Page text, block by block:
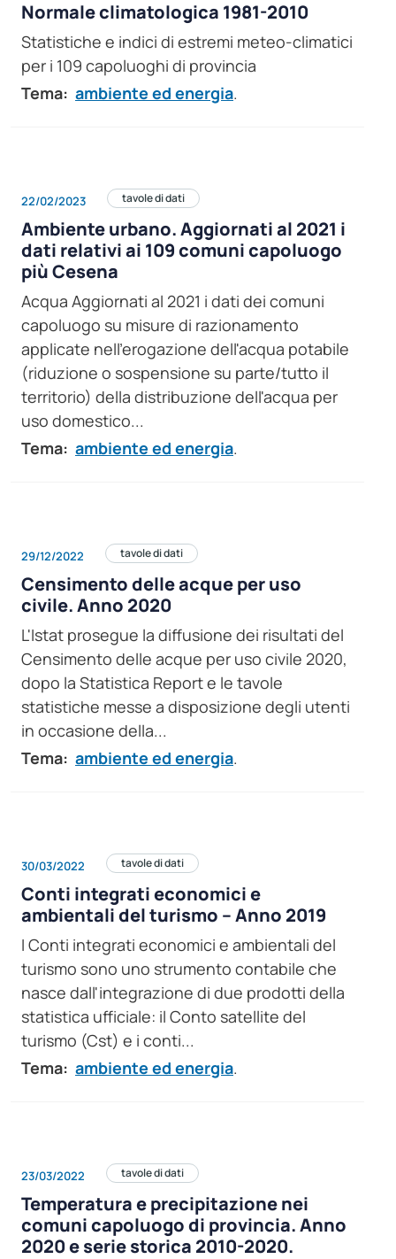
Normale climatologica 1981-2010
Statistiche e indici di estremi meteo-climatici
per i 109 capoluoghi di provincia
Tema: ambiente ed energia.
22/02/2023 tavole di dati
Ambiente urbano. Aggiornati al 2021 i
dati relativi ai 109 comuni capoluogo
più Cesena
Acqua Aggiornati al 2021 i dati dei comuni
capoluogo su misure di razionamento
applicate nell'erogazione dell'acqua potabile
(riduzione o sospensione su parte/tutto il
territorio) della distribuzione dell'acqua per
uso domestico...
Tema: ambiente ed energia.
29/12/2022 tavole di dati
Censimento delle acque per uso
civile. Anno 2020
L'Istat prosegue la diffusione dei risultati del
Censimento delle acque per uso civile 2020,
dopo la Statistica Report e le tavole
statistiche messe a disposizione degli utenti
in occasione della...
Tema: ambiente ed energia.
30/03/2022 tavole di dati
Conti integrati economici e
ambientali del turismo – Anno 2019
I Conti integrati economici e ambientali del
turismo sono uno strumento contabile che
nasce dall'integrazione di due prodotti della
statistica ufficiale: il Conto satellite del
turismo (Cst) e i conti...
Tema: ambiente ed energia.
23/03/2022 tavole di dati
Temperatura e precipitazione nei
comuni capoluogo di provincia. Anno
2020 e serie storica 2010-2020.